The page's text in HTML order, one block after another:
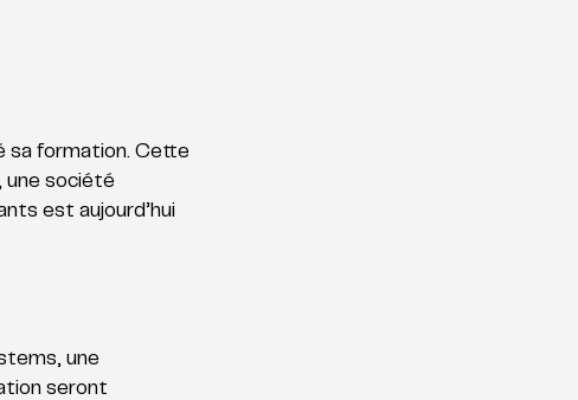
sa formation. Cette
une société
est aujourd’hui
une
seront